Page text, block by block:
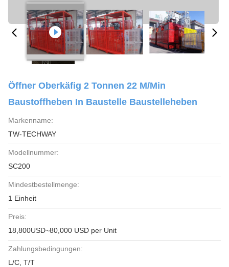
Öffner Oberkäfig 2 Tonnen 22 M/Min
Baustoffheben In Baustelle Baustelleheben
Markenname:
TW-TECHWAY
Modellnummer:
SC200
Mindestbestellmenge:
1 Einheit
Preis:
18,800USD~80,000 USD per Unit
Zahlungsbedingungen:
L/C, T/T